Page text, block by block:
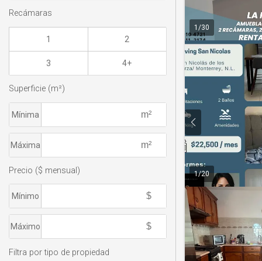
1 /30
1/20
Recámaras
1 2
3 4+
Superficie (m²)
Mínima
Máxima
Precio ($ mensual)
Mínimo
Máximo
Filtra por tipo de propiedad